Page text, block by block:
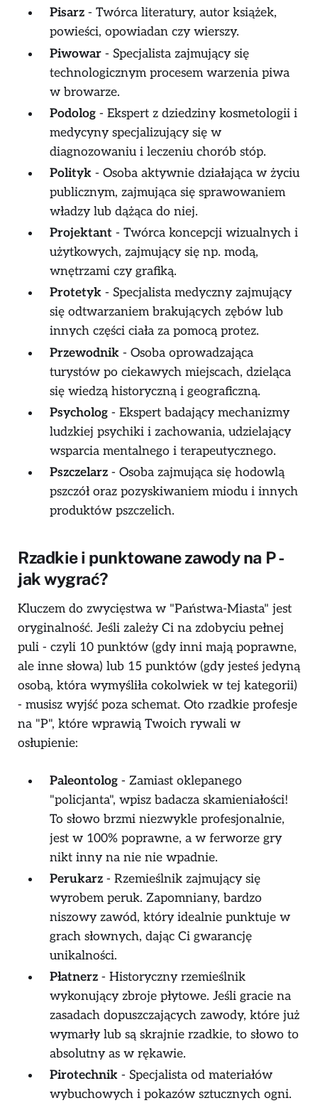
Pisarz- Twórca literatury, autor książek,
powieści, opowiadan czy wierszy.
Piwowar- Specjalista zajmujący się
technologicznym procesem warzenia piwa
w browarze.
Podolog- Ekspert z dziedziny kosmetologii i
medycyny specjalizujący się w
diagnozowaniu i leczeniu chorób stóp.
Polityk- Osoba aktywnie działająca w życiu
publicznym, zajmująca się sprawowaniem
władzy lub dążąca do niej.
Projektant - Twórca koncepcji wizualnych i
użytkowych, zajmujący się np. modą,
wnętrzami czy grafiką.
Protetyk- Specjalista medyczny zajmujący
się odtwarzaniem brakujących zębów lub
innych części ciała za pomocą protez.
Przewodnik- Osoba oprowadzająca
turystów po ciekawych miejscach, dzieląca
się wiedzą historyczną i geograficzną.
Psycholog- Ekspert badający mechanizmy
ludzkiej psychiki i zachowania, udzielający
wsparcia mentalnego i terapeutycznego.
Pszczelarz- Osoba zajmująca się hodowlą
pszczół oraz pozyskiwaniem miodu i innych
produktów pszczelich.
Rzadkie i punktowane zawody na P -
jak wygrać?
Kluczem do zwycięstwa w "Państwa-Miasta" jest
oryginalność. Jeśli zależy Ci na zdobyciu pełnej
puli - czyli 10 punktów (gdy inni mają poprawne,
ale inne słowa) lub 15 punktów (gdy jesteś jedyną
osobą, która wymyśliła cokolwiek w tej kategorii)
- musisz wyjść poza schemat. Oto rzadkie profesje
na "P", które wprawią Twoich rywali w
osłupienie:
Paleontolog- Zamiast oklepanego
"policjanta", wpisz badacza skamieniałości!
To słowo brzmi niezwykle profesjonalnie,
jest w 100% poprawne, a w ferworze gry
nikt inny na nie nie wpadnie.
Perukarz- Rzemieślnik zajmujący się
wyrobem peruk. Zapomniany, bardzo
niszowy zawód, który idealnie punktuje w
grach słownych, dając Ci gwarancję
unikalności.
Płatnerz- Historyczny rzemieślnik
wykonujący zbroje płytowe. Jeśli gracie na
zasadach dopuszczających zawody, które już
wymarły lub są skrajnie rzadkie, to słowo to
absolutny as w rękawie.
Pirotechnik- Specjalista od materiałów
wybuchowych i pokazów sztucznych ogni.